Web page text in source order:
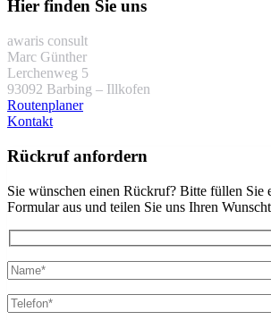
Hier finden Sie uns
awaris consult
Marc Günther
Lerchenweg 5
93092 Barbing – Illkofen
Routenplaner
Kontakt
Rückruf anfordern
Sie wünschen einen Rückruf? Bitte füllen Sie
Formular aus und teilen Sie uns Ihren